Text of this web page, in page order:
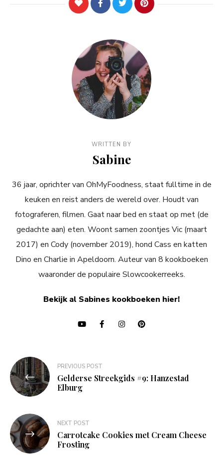
WRITTEN BY
Sabine
36 jaar, oprichter van OhMyFoodness, staat fulltime in de
keuken en reist anders de wereld over. Houdt van
fotograferen, filmen. Gaat naar bed en staat op met (de
gedachte aan) eten. Woont samen zoontjes Vic (maart
2017) en Cody (november 2019), hond Cass en katten
Dino en Charlie in Apeldoorn. Auteur van 8 kookboeken
waaronder de populaire Slowcookerreeks.
Bekijk al Sabines kookboeken hier!
Bericht
navigatie
PREVIOUS POST
Gelderse Streekgids #9: Hanzestad
Elburg
NEXT POST
Carrotcake Cookies met Cream Cheese
Frosting